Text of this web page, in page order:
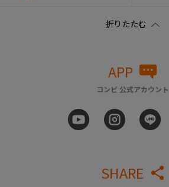
APP
コンビ 公式アカウント
SHARE